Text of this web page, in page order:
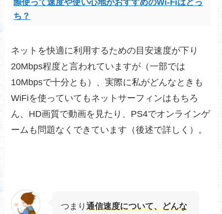
際使って速度や使い心地がおすすめのWi-Fiはどっ
ち？
ネットを快適に利用するための目安速度が下り
20Mbps程度と言われていますが（一部では
10Mbpsで十分とも）、実際に私がどんなときも
WiFiを使っていてもネットサーフィンはもちろ
ん、HD画質で動画を見たり、PS4でオンラインゲ
ームも問題なくできています（後述で詳しく）。
つまり通信速度について、どんな